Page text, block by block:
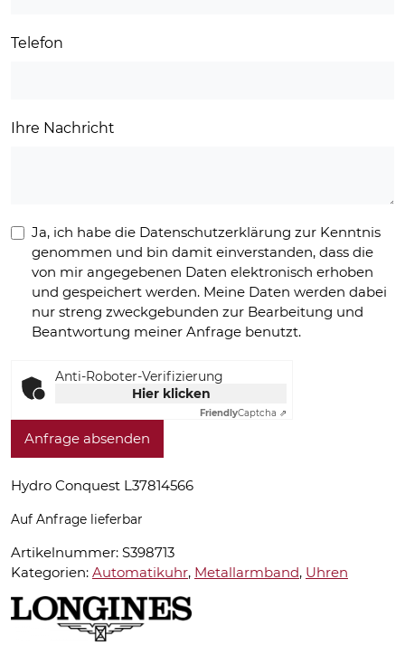
Telefon
Ihre Nachricht
Ja, ich habe die Datenschutzerklärung zur Kenntnis
genommen und bin damit einverstanden, dass die
von mir angegebenen Daten elektronisch erhoben
und gespeichert werden. Meine Daten werden dabei
nur streng zweckgebunden zur Bearbeitung und
Beantwortung meiner Anfrage benutzt.
Anti-Roboter-Verifizierung
Hier klicken
FriendlyCaptcha ⇗
Anfrage absenden
Hydro Conquest L37814566
Auf Anfrage lieferbar
Artikelnummer: S398713
Kategorien: Automatikuhr, Metallarmband, Uhren